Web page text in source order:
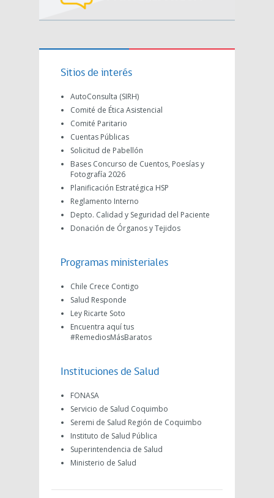
Sitios de interés
AutoConsulta (SIRH)
Comité de Ética Asistencial
Comité Paritario
Cuentas Públicas
Solicitud de Pabellón
Bases Concurso de Cuentos, Poesías y
Fotografía 2026
Planificación Estratégica HSP
Reglamento Interno
Depto. Calidad y Seguridad del Paciente
Donación de Órganos y Tejidos
Programas ministeriales
Chile Crece Contigo
Salud Responde
Ley Ricarte Soto
Encuentra aquí tus
#RemediosMásBaratos
Instituciones de Salud
FONASA
Servicio de Salud Coquimbo
Seremi de Salud Región de Coquimbo
Instituto de Salud Pública
Superintendencia de Salud
Ministerio de Salud